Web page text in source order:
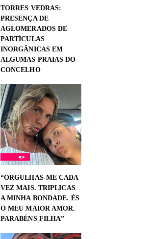
TORRES VEDRAS:
PRESENÇA DE
AGLOMERADOS DE
PARTÍCULAS
INORGÂNICAS EM
ALGUMAS PRAIAS DO
CONCELHO
“ORGULHAS-ME CADA
VEZ MAIS. TRIPLICAS
A MINHA BONDADE. ÉS
O MEU MAIOR AMOR.
PARABÉNS FILHA”